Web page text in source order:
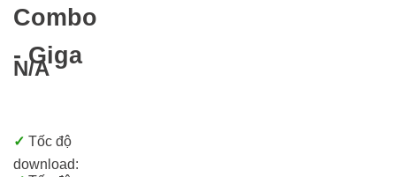
Combo
- Giga
N/A
✓ Tốc độ
download: